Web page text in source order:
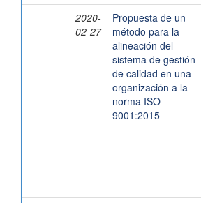
2020-
02-27
Propuesta de un
método para la
alineación del
sistema de gestión
de calidad en una
organización a la
norma ISO
9001:2015